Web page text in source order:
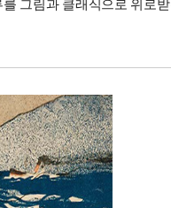
를 그림과 클래식으로 위로